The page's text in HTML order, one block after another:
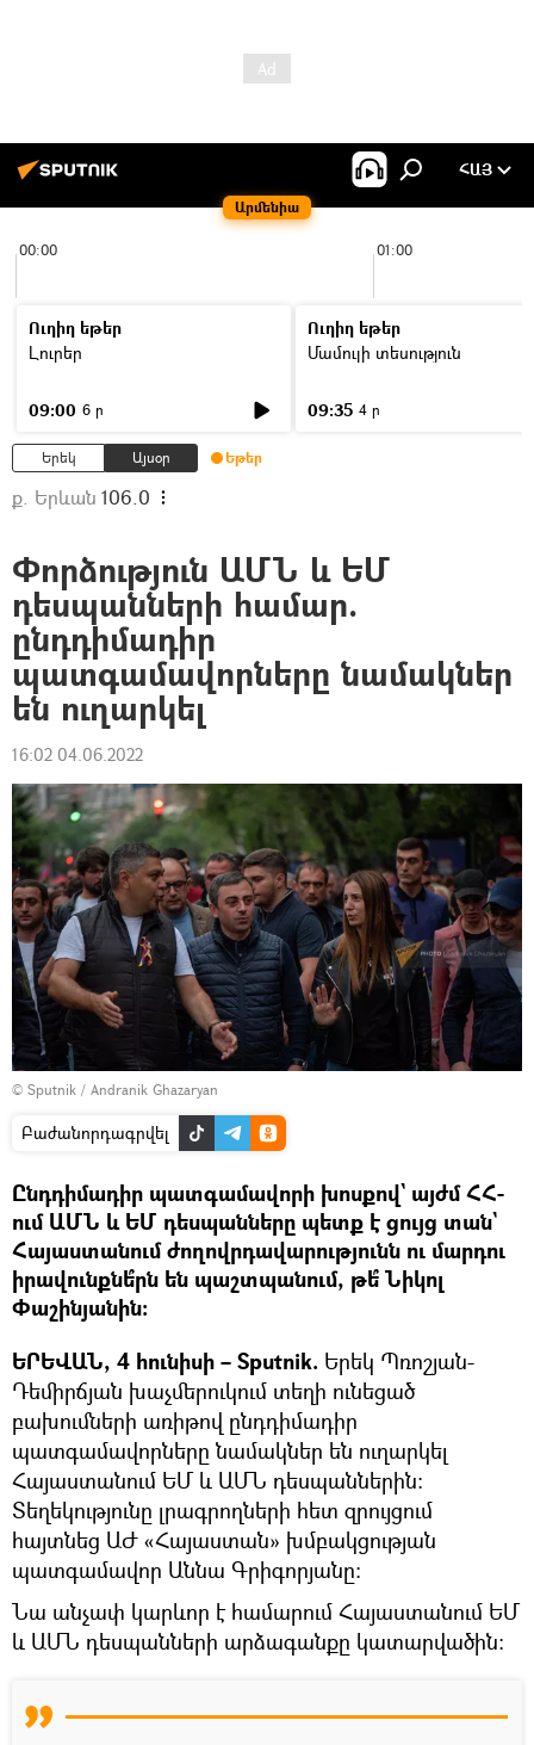
Արմենիա
ՀԱՅ
00:00 01:00
Ուղիղ եթեր
Լուրեր
09:00 6 ր
Ուղիղ եթեր
Մամուլի տեսություն
09:35 4 ր
Երեկ Այսօր Եթեր
ք. Երևան 106.0
Փորձություն ԱՄՆ և ԵՄ
դեսպանների համար.
ընդդիմադիր
պատգամավորները նամակներ
են ուղարկել
16:02 04.06.2022
© Sputnik / Andranik Ghazaryan
Բաժանորդագրվել
Ընդդիմադիր պատգամավորի խոսքով` այժմ ՀՀ-
ում ԱՄՆ և ԵՄ դեսպանները պետք է ցույց տան`
Հայաստանում ժողովրդավարությունն ու մարդու
իրավունքնե՞րն են պաշտպանում, թե՞ Նիկոլ
Փաշինյանին։
ԵՐԵՎԱՆ, 4 հունիսի – Sputnik. Երեկ Պռոշյան-
Դեմիրճյան խաչմերուկում տեղի ունեցած
բախումների առիթով ընդդիմադիր
պատգամավորները նամակներ են ուղարկել
Հայաստանում ԵՄ և ԱՄՆ դեսպաններին։
Տեղեկությունը լրագրողների հետ զրույցում
հայտնեց ԱԺ «Հայաստան» խմբակցության
պատգամավոր Աննա Գրիգորյանը։
Նա անչափ կարևոր է համարում Հայաստանում ԵՄ
և ԱՄՆ դեսպանների արձագանքը կատարվածին։